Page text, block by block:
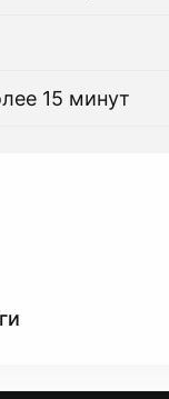
15 минут